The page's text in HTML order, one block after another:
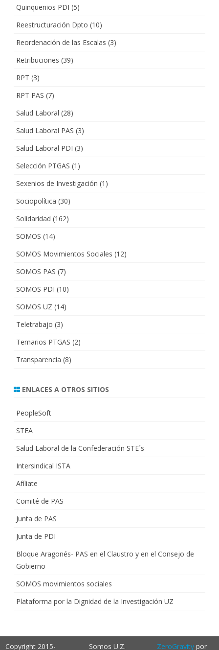
Quinquenios PDI (5)
Reestructuración Dpto (10)
Reordenación de las Escalas (3)
Retribuciones (39)
RPT (3)
RPT PAS (7)
Salud Laboral (28)
Salud Laboral PAS (3)
Salud Laboral PDI (3)
Selección PTGAS (1)
Sexenios de Investigación (1)
Sociopolítica (30)
Solidaridad (162)
SOMOS (14)
SOMOS Movimientos Sociales (12)
SOMOS PAS (7)
SOMOS PDI (10)
SOMOS UZ (14)
Teletrabajo (3)
Temarios PTGAS (2)
Transparencia (8)
ENLACES A OTROS SITIOS
PeopleSoft
STEA
Salud Laboral de la Confederación STE´s
Intersindical ISTA
Afíliate
Comité de PAS
Junta de PAS
Junta de PDI
Bloque Aragonés- PAS en el Claustro y en el Consejo de
Gobierno
SOMOS movimientos sociales
Plataforma por la Dignidad de la Investigación UZ
Copyright 2015- Somos U.Z. ZeroGravitypor